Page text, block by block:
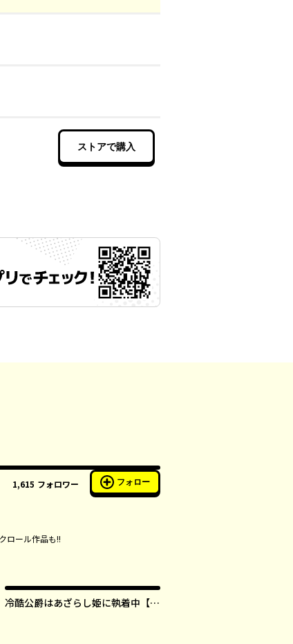
ストアで購入
1,615 フォロワー フォロー
ロール作品も!!
冷酷公爵はあざらし姫に執着中【タ